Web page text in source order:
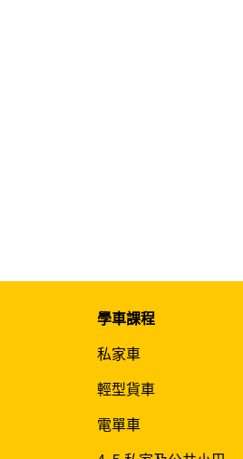
學車課程
私家車
輕型貨車
電單車